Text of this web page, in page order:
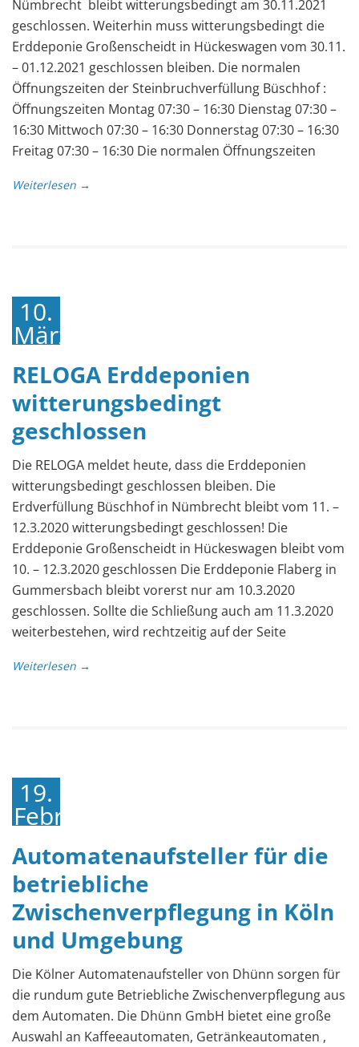
Nümbrecht bleibt witterungsbedingt am 30.11.2021
geschlossen. Weiterhin muss witterungsbedingt die
Erddeponie Großenscheidt in Hückeswagen vom 30.11.
– 01.12.2021 geschlossen bleiben. Die normalen
Öffnungszeiten der Steinbruchverfüllung Büschhof :
Öffnungszeiten Montag 07:30 – 16:30 Dienstag 07:30 –
16:30 Mittwoch 07:30 – 16:30 Donnerstag 07:30 – 16:30
Freitag 07:30 – 16:30 Die normalen Öffnungszeiten
Weiterlesen →
10.
März
RELOGA Erddeponien
witterungsbedingt
geschlossen
Die RELOGA meldet heute, dass die Erddeponien
witterungsbedingt geschlossen bleiben. Die
Erdverfüllung Büschhof in Nümbrecht bleibt vom 11. –
12.3.2020 witterungsbedingt geschlossen! Die
Erddeponie Großenscheidt in Hückeswagen bleibt vom
10. – 12.3.2020 geschlossen Die Erddeponie Flaberg in
Gummersbach bleibt vorerst nur am 10.3.2020
geschlossen. Sollte die Schließung auch am 11.3.2020
weiterbestehen, wird rechtzeitig auf der Seite
Weiterlesen →
19.
Februar
Automatenaufsteller für die
betriebliche
Zwischenverpflegung in Köln
und Umgebung
Die Kölner Automatenaufsteller von Dhünn sorgen für
die rundum gute Betriebliche Zwischenverpflegung aus
dem Automaten. Die Dhünn GmbH bietet eine große
Auswahl an Kaffeeautomaten, Getränkeautomaten ,